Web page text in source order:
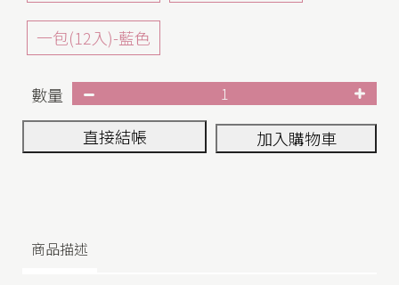
一包(12入)-藍色
數量
直接結帳
加入購物車
商品描述